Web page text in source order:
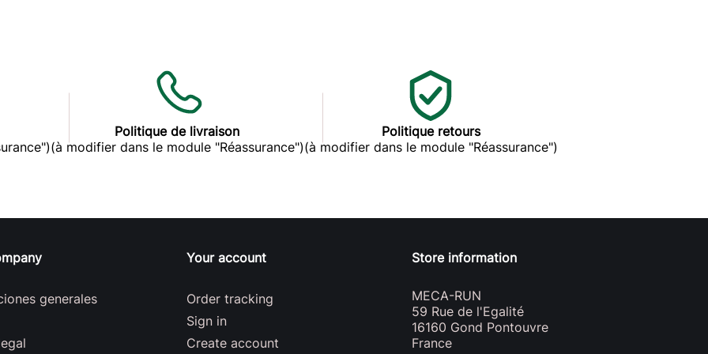
Politique de livraison
(à modifier dans le module "Réassurance")
Politique retours
(à modifier dans le module "Réassurance")
generales
Your account
Order tracking
Sign in
Create account
Store information
MECA-RUN
59 Rue de l'Egalité
16160 Gond Pontouvre
France